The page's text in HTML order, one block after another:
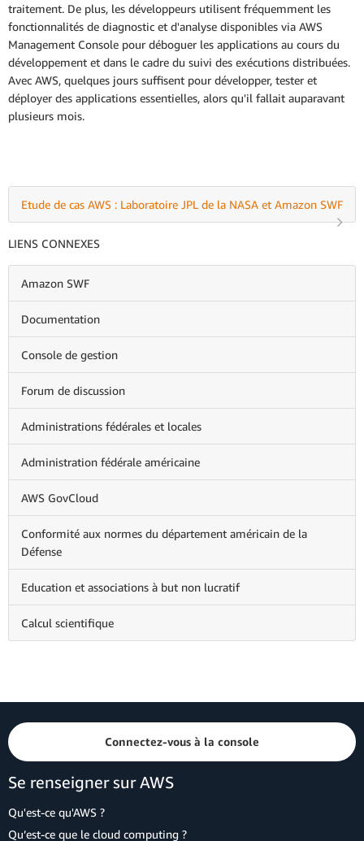
Etude de cas AWS : Laboratoire JPL de la NASA et Amazon SWF
LIENS CONNEXES
Amazon SWF
Documentation
Console de gestion
Forum de discussion
Administrations fédérales et locales
Administration fédérale américaine
AWS GovCloud
Conformité aux normes du département américain de la
Défense
Education et associations à but non lucratif
Calcul scientifique
traitement. De plus, les développeurs utilisent fréquemment les
fonctionnalités de diagnostic et d'analyse disponibles via AWS
Management Console pour déboguer les applications au cours du
développement et dans le cadre du suivi des exécutions distribuées.
Avec AWS, quelques jours suffisent pour développer, tester et
déployer des applications essentielles, alors qu'il fallait auparavant
plusieurs mois.
Connectez-vous à la console
Se renseigner sur AWS
Qu'est-ce qu'AWS ?
Qu’est-ce que le cloud computing ?